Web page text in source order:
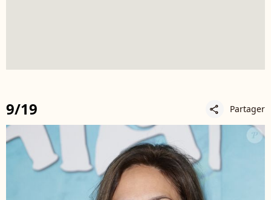
9/19 share Partager